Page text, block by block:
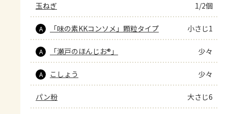
玉ねぎ 1/2個
A 「味の素KKコンソメ」顆粒タイプ 小さじ1
A 「瀬戸のほんじお®」 少々
A こしょう 少々
パン粉 大さじ6